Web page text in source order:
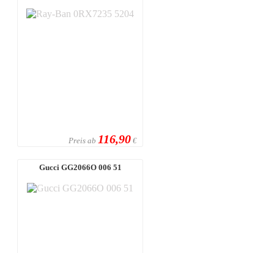
Preis ab 116,90 €
Gucci GG2066O 006 51